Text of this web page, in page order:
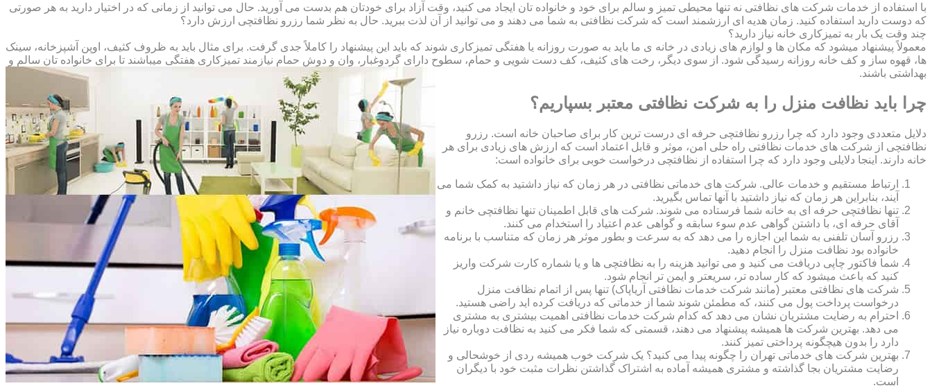
با استفاده از خدمات شرکت های نظافتی نه تنها محیطی تمیز و سالم برای خود و خانواده تان ایجاد می کنید، وقت آزاد برای خودتان هم بدست می آورید. حال می توانید از زمانی که در اختیار دارید به هر صورتی
که دوست دارید استفاده کنید. زمان هدیه ای ارزشمند است که شرکت نظافتی به شما می دهند و می توانید از آن لذت ببرید. حال به نظر شما رزرو نظافتچی ارزش دارد؟
چند وقت یک بار به تمیزکاری خانه نیاز دارید؟
معمولاً پیشنهاد میشود که مکان ها و لوازم های زیادی در خانه ی ما باید به صورت روزانه یا هفتگی تمیزکاری شوند که باید این پیشنهاد را کاملاً جدی گرفت. برای مثال باید به ظروف کثیف، اوپن آشپزخانه، سینک
ها، قهوه ساز و کف خانه روزانه رسیدگی شود. از سوی دیگر، رخت های کثیف، کف دست شویی و حمام، سطوح دارای گردوغبار، وان و دوش حمام نیازمند تمیزکاری هفتگی میباشند تا برای خانواده تان سالم و
بهداشتی باشند.
چرا باید نظافت منزل را به شرکت نظافتی معتبر بسپاریم؟
دلایل متعددی وجود دارد که چرا رزرو نظافتچی حرفه ای درست ترین کار برای صاحبان خانه است. رزرو
نظافتچی از شرکت های خدمات نظافتی راه حلی امن، موثر و قابل اعتماد است که ارزش های زیادی برای هر
خانه دارند. اینجا دلایلی وجود دارد که چرا استفاده از نظافتچی درخواست خوبی برای خانواده است:
ارتباط مستقیم و خدمات عالی. شرکت های خدماتی نظافتی در هر زمان که نیاز داشتید به کمک شما می
آیند، بنابراین هر زمان که نیاز داشتید با آنها تماس بگیرید.
تنها نظافتچی حرفه ای به خانه شما فرستاده می شوند. شرکت های قابل اطمینان تنها نظافتچی خانم و
آقای حرفه ای، با داشتن گواهی عدم سوء سابقه و گواهی عدم اعتیاد را استخدام می کنند.
رزرو آسان تلفنی به شما این اجازه را می دهد که به سرعت و بطور موثر هر زمان که متناسب با برنامه
خانواده بود نظافت منزل را انجام دهید.
شما فاکتور چاپی دریافت می کنید و می توانید هزینه را به نظافتچی ها و یا شماره کارت شرکت واریز
کنید که باعث میشود که کار ساده تر، سریعتر و ایمن تر انجام شود.
شرکت های نظافتی معتبر (مانند شرکت خدمات نظافتی آریاپاک) تنها پس از اتمام نظافت منزل
درخواست پرداخت پول می کنند، که مطمئن شوند شما از خدماتی که دریافت کرده اید راضی هستید.
احترام به رضایت مشتریان نشان می دهد که کدام شرکت خدمات نظافتی اهمیت بیشتری به مشتری
می دهد. بهترین شرکت ها همیشه پیشنهاد می دهند، قسمتی که شما فکر می کنید به نظافت دوباره نیاز
دارد را بدون هیچگونه پرداختی تمیز کنند.
بهترین شرکت های خدماتی تهران را چگونه پیدا می کنید؟ یک شرکت خوب همیشه ردی از خوشحالی و
رضایت مشتریان بجا گذاشته و مشتری همیشه آماده به اشتراک گذاشتن نظرات مثبت خود با دیگران
است.